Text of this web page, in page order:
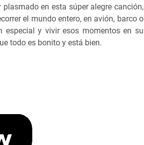
en esta súper alegre canción,
el mundo entero, en avión, barco o
especial y vivir esos momentos en su
todo es bonito y está bien.